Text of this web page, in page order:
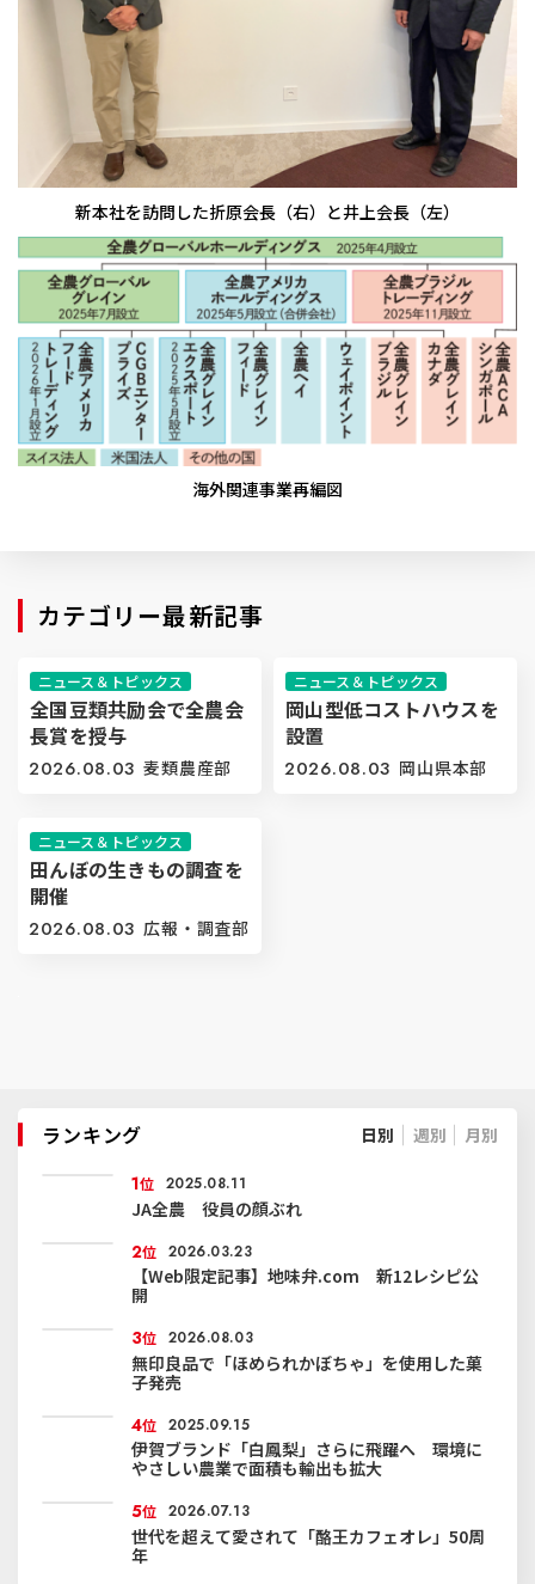
新本社を訪問した折原会長（右）と井上会長（左）
海外関連事業再編図
カテゴリー最新記事
ニュース＆トピックス
全国豆類共励会で全農会
長賞を授与
2026.08.03 麦類農産部
ニュース＆トピックス
岡山型低コストハウスを
設置
2026.08.03 岡山県本部
ニュース＆トピックス
田んぼの生きもの調査を
開催
2026.08.03 広報・調査部
ランキング 日別 週別 月別
1位 2025.08.11
JA全農 役員の顔ぶれ
2位 2026.03.23
【Web限定記事】地味弁.com 新12レシピ公
開
3位 2026.08.03
無印良品で「ほめられかぼちゃ」を使用した菓
子発売
4位 2025.09.15
伊賀ブランド「白鳳梨」さらに飛躍へ 環境に
やさしい農業で面積も輸出も拡大
5位 2026.07.13
世代を超えて愛されて「酪王カフェオレ」50周
年